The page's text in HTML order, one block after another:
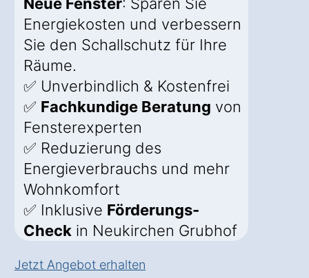
Neue Fenster: Sparen Sie
Energiekosten und verbessern
Sie den Schallschutz für Ihre
Räume.
✅ Unverbindlich & Kostenfrei
✅ Fachkundige Beratung von
Fensterexperten
✅ Reduzierung des
Energieverbrauchs und mehr
Wohnkomfort
✅ Inklusive Förderungs-
Check in Neukirchen Grubhof
Jetzt Angebot erhalten